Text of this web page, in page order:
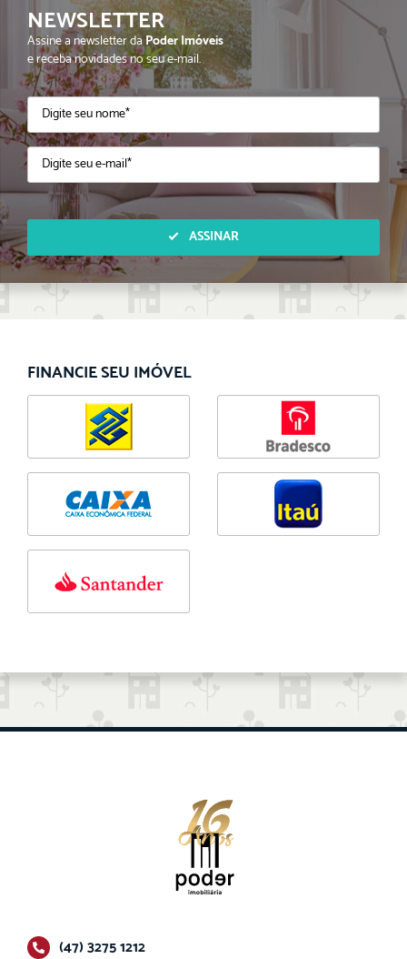
ENVIAR
NEWSLETTER
Assine a newsletter daPoder Imóveis
e receba novidades no seu e-mail.
ASSINAR
FINANCIE SEU IMÓVEL
(47) 3275 1212